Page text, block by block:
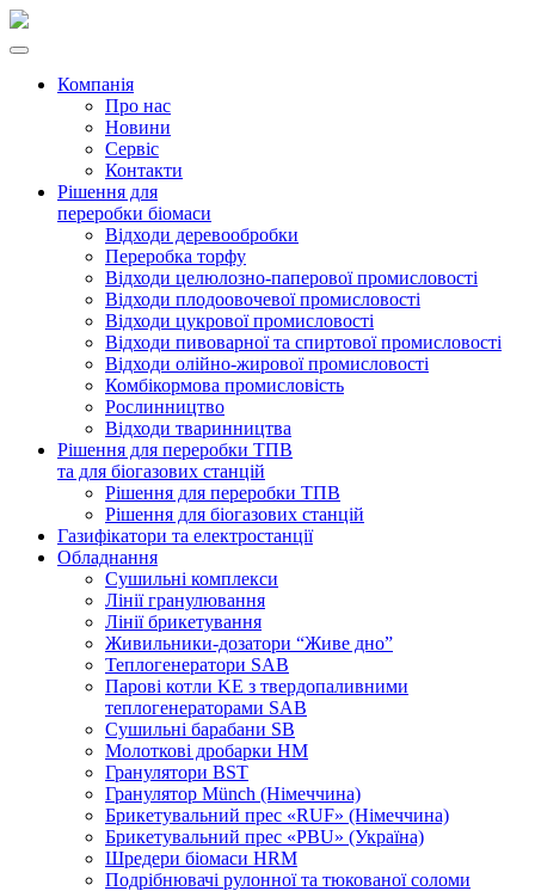
Компанія
Про нас
Новини
Сервіс
Контакти
Рішення для
переробки біомаси
Відходи деревообробки
Переробка торфу
Відходи целюлозно-паперової промисловості
Відходи плодоовочевої промисловості
Відходи цукрової промисловості
Відходи пивоварної та спиртової промисловості
Відходи олійно-жирової промисловості
Комбікормова промисловість
Рослинництво
Відходи тваринництва
Рішення для переробки ТПВ
та для біогазових станцій
Рішення для переробки ТПВ
Рішення для біогазових станцій
Газифікатори та електростанції
Обладнання
Сушильні комплекси
Лінії гранулювання
Лінії брикетування
Живильники-дозатори “Живе дно”
Теплогенератори SAB
Парові котли KE з твердопаливними
теплогенераторами SAB
Сушильні барабани SB
Молоткові дробарки HM
Гранулятори BST
Гранулятор Münch (Німеччина)
Брикетувальний прес «RUF» (Німеччина)
Брикетувальний прес «PBU» (Україна)
Шредери біомаси HRM
Подрібнювачі рулонної та тюкованої соломи